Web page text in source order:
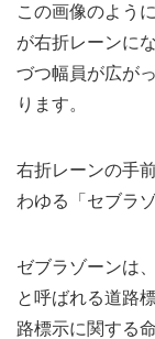
この画像のよう
が右折レーンに
づつ幅員が広が
ります。
右折レーンの手
わゆる「セブラ
ゼブラゾーンは
と呼ばれる道路
路標示に関する